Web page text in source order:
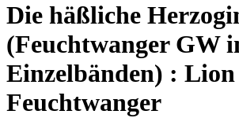
Die häßliche
(Feuchtwanger GW
Einzelbänden) : Lion
Feuchtwanger